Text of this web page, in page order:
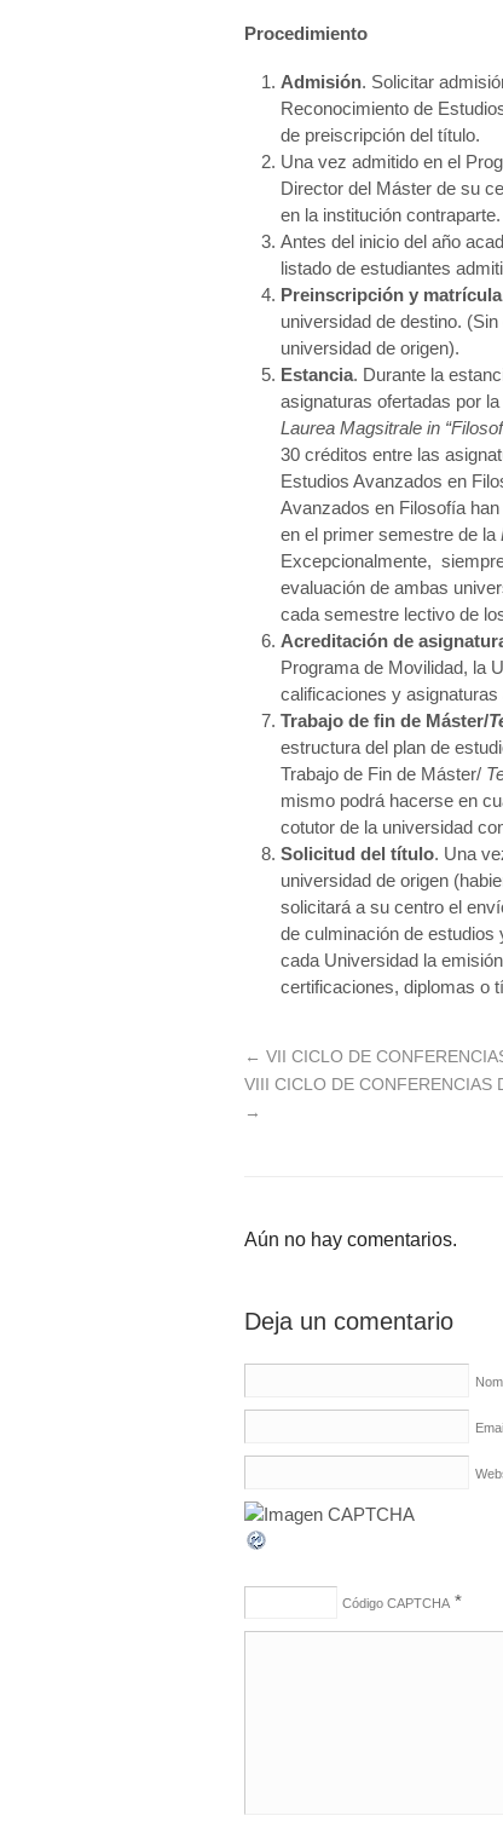
Procedimiento
Admisión. Solicitar
Reconocimiento de
de preiscripción del título.
Una vez admitido en el
Director del Máster de su
en la institución contraparte.
Antes del inicio del año
listado de estudiantes
Preinscripción y matrícula
universidad de destino.
universidad de origen).
Estancia. Durante la
asignaturas ofertadas por
Laurea Magsitrale in
30 créditos entre las
Estudios Avanzados en
Avanzados en Filosofía
en el primer semestre de la
Excepcionalmente,
evaluación de ambas
cada semestre lectivo de
Acreditación de
Programa de Movilidad, la
calificaciones y asignaturas
Trabajo de fin de Máster/
estructura del plan de
Trabajo de Fin de Máster/
mismo podrá hacerse en
cotutor de la universidad
Solicitud del título. Una
universidad de origen
solicitará a su centro el
de culminación de estudios
cada Universidad la
certificaciones, diplomas o
← VII CICLO DE
VIII CICLO DE CONFERENCIAS
→
Aún no hay comentarios.
Deja un comentario
Código CAPTCHA *